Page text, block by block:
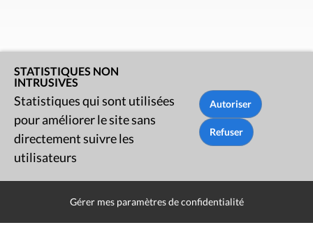
STATISTIQUES NON
INTRUSIVES
Statistiques qui sont utilisées
pour améliorer le site sans
directement suivre les
utilisateurs
Gérer mes paramètres de confidentialité
Politique de données